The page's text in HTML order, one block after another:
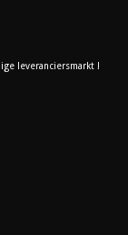
leveranciersmarkt !